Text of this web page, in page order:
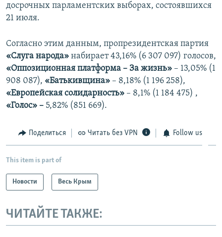
досрочных парламентских выборах, состоявшихся
21 июля.
Согласно этим данным, пропрезидентская партия
«Слуга народа» набирает 43,16% (6 307 097) голосов,
«Оппозиционная платформа – За жизнь» – 13,05% (1
908 087), «Батькивщина» – 8,18% (1 196 258),
«Европейская солидарность» – 8,1% (1 184 475) ,
«Голос» – 5,82% (851 669).
Поделиться Читать без VPN Follow us
This item is part of
Новости Весь Крым
ЧИТАЙТЕ ТАКЖЕ: